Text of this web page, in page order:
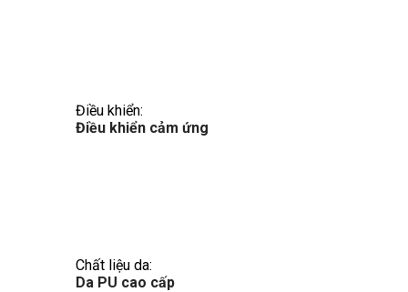
Điều khiển:
Điều khiển cảm ứng
Chất liệu da:
Da PU cao cấp